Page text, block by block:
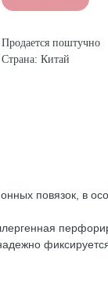
Продается поштучно
Страна: Китай
повязок, в